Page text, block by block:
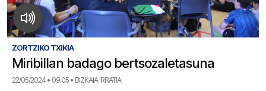
ZORTZIKO TXIKIA
Miribillan badago bertsozaletasuna
22/05/2024 • 09:05 • BIZKAIA IRRATIA